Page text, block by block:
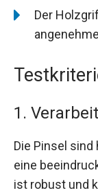
Der
1.
Die Pinsel
eine
ist robust und